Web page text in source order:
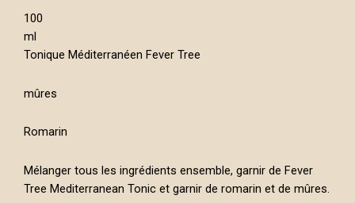
100
ml
Tonique Méditerranéen Fever Tree
mûres
Romarin
Mélanger tous les ingrédients ensemble, garnir de Fever
Tree Mediterranean Tonic et garnir de romarin et de mûres.